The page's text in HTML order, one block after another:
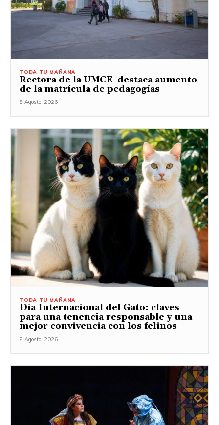
TODA TU MAÑANA
Rectora de la UMCE destaca aumento
de la matrícula de pedagogías
8 Agosto, 2026
TODA TU MAÑANA
Día Internacional del Gato: claves
para una tenencia responsable y una
mejor convivencia con los felinos
8 Agosto, 2026